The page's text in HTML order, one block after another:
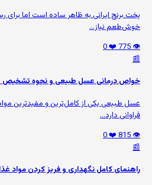
پخت برنج ایرانی به ظاهر ساده است اما برای
خوش‌طعم نیاز...
👁️ 775
❤️ 0
📰
خواص درمانی عسل طبیعی و نحوه
عسل طبیعی یکی از کامل‌ترین و مفیدترین
فراوانی دارد...
👁️ 815
❤️ 0
📰
راهنمای کامل نگهداری و فریز کردن مواد